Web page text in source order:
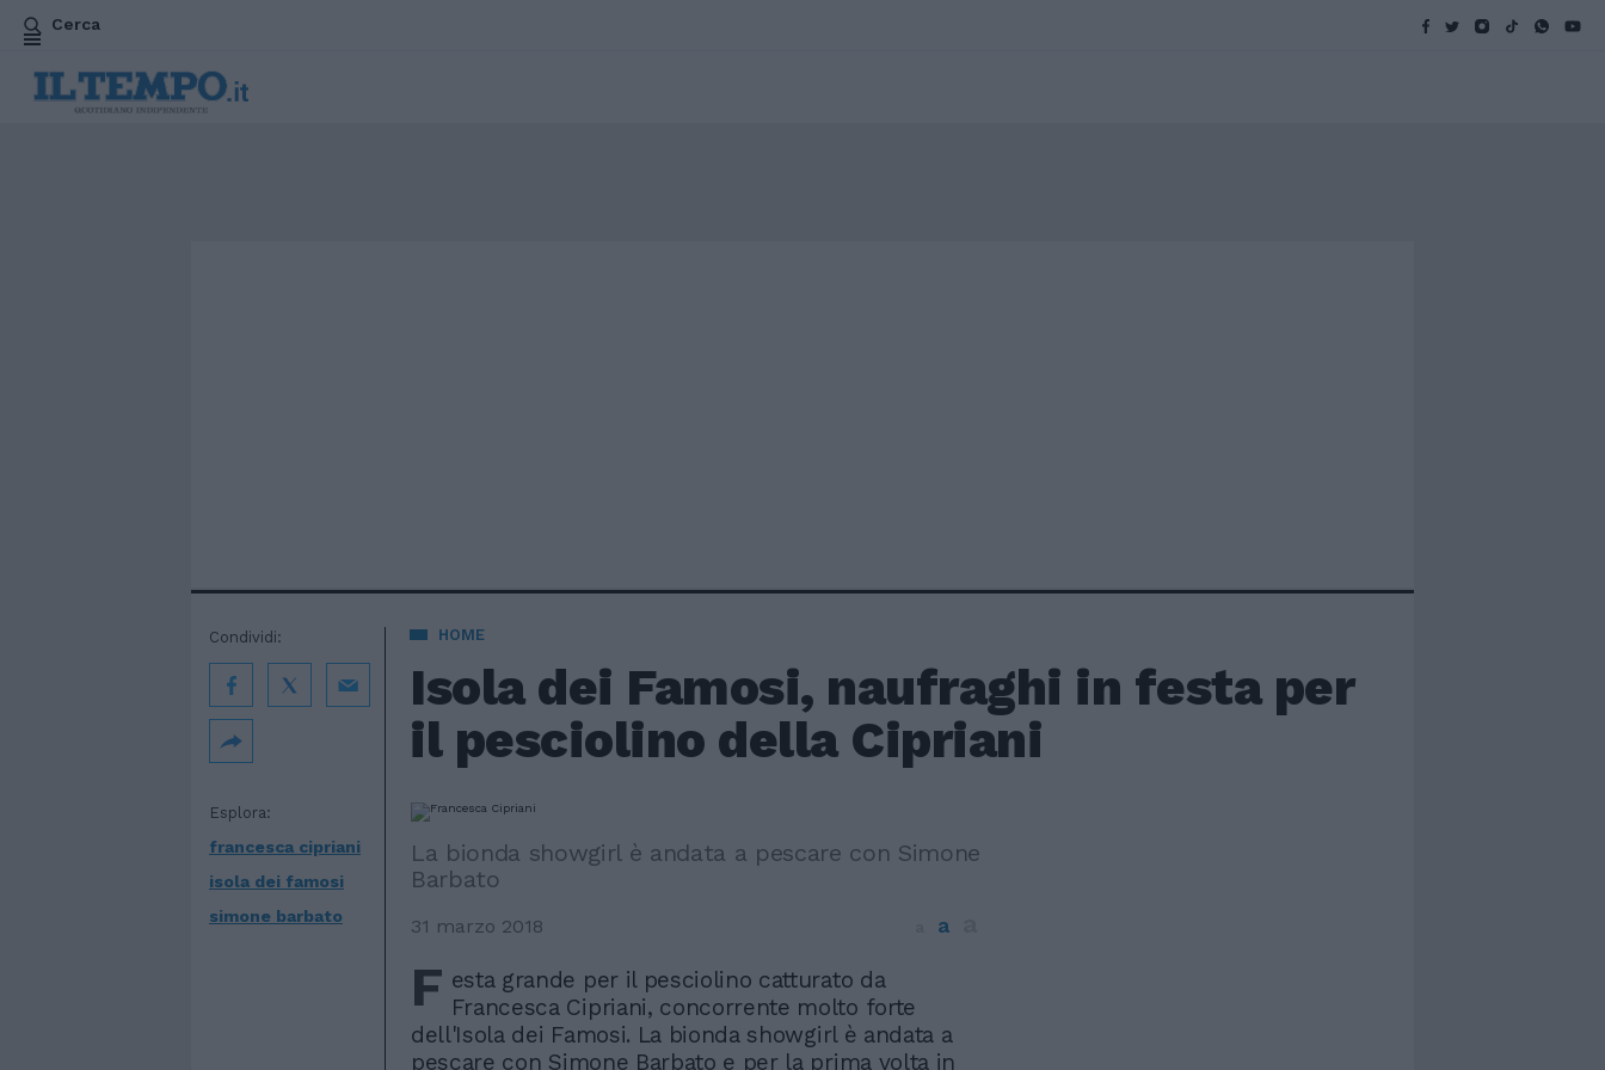
Cerca
HOME
Isola dei Famosi, naufraghi in festa per
il pesciolino della Cipriani
Esplora:
francesca cipriani
isola dei famosi
simone barbato
Condividi:
La bionda showgirl è andata a pescare con Simone
Barbato
31 marzo 2018 a
F esta grande per il pesciolino catturato da
Francesca Cipriani, concorrente molto forte
dell'Isola dei Famosi. La bionda showgirl è andata a
pescare con Simone Barbato e per la prima volta in